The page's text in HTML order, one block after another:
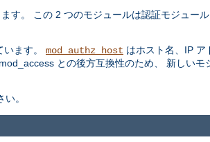
す。 この 2 つのモジュールは認証モジュー
ます。 mod_authz_host はホスト名、IP ア
との後方互換性のため、 新しいモ
。